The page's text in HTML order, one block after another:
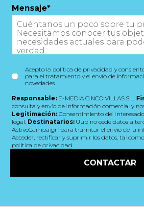
Mensaje*
Acepto la política de privacidad y
para el tratamiento y el envío de
novedades.
Responsable: E-MEDIA CINCO VILLAS S.L.
consulta y envío de información comercial y
Legitimación: Consentimiento del
legal. Destinatarios: Uup no cede datos a
ActiveCampaign para tramitar el envío de la
Acceder, rectificar y suprimir los datos, tal
política de privacidad
CONTACTAR